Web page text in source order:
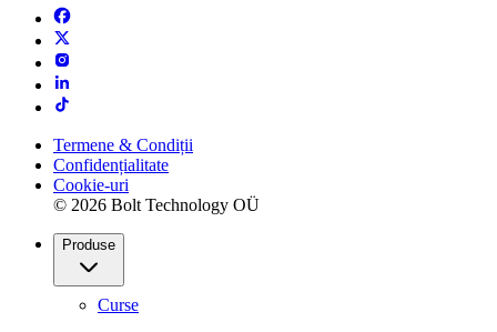
Termene & Condiții
Confidențialitate
Cookie-uri
© 2026 Bolt Technology OÜ
Produse
Curse